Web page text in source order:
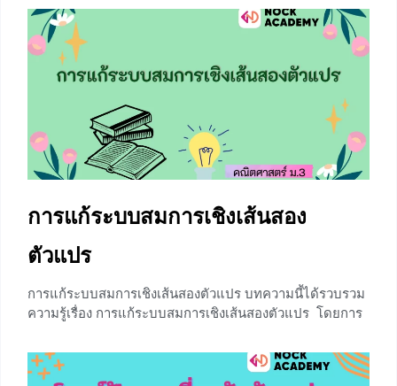
หมายถึง คำถามที่มีคำตอบหรือคาดว่าจะได้รับคำตอบ
มากกว่า 1 คำตอบ รวมถึงคำถามที่ต้องการคำตอบซึ่งได้มา
จากการรวบรวมข้อมูลพื้นฐานบางอย่างแล้วนำมาจำแนก
คำนวณ หรือวิเคราะห์เพื่อใช้ตอบคำถามนั้น คำถามทางสถิติ
จะต้องประกอบด้วยองค์ประกอบสำคัญ 3 ส่วน ได้แก่ ระบุสิ่งที่
ต้องการศึกษาได้ มีกลุ่มบุคคลหรือสิ่งที่จะเก็บรวบรวมข้อมูลที่
หลากหลาย สามารถคาดการณ์ได้ว่าคำตอบที่จะเกิดขึ้นมี
ความแตกต่างกัน ตัวอย่างคำถามทางสถิติ คำถามต่อไปนี้เป็น
คำถามทางสถิติ อัตราส่วนที่เหมาะสมในการผสมสีทาบ้าน แต่
ยี่ห้อควรเป็นอย่างไร
+5
การแก้ระบบสมการเชิงเส้นสอง
ตัวแปร
การแก้ระบบสมการเชิงเส้นสองตัวแปร บทความนี้ได้รวบรวม
ความรู้เรื่อง การแก้ระบบสมการเชิงเส้นสองตัวแปร โดยการ
ค่า y แล้วนำค่าของตัวแปร(y) มาแทนค่าในสมการเพื่อหาค่า
ของตัวแปรอีกหนึ่งตัวแปร (x) ซึ่งก่อนที่จะเรียนเรื่องนี้ น้องๆ